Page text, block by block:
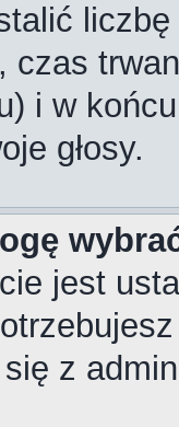
czas
i w
głosy.
jest
z